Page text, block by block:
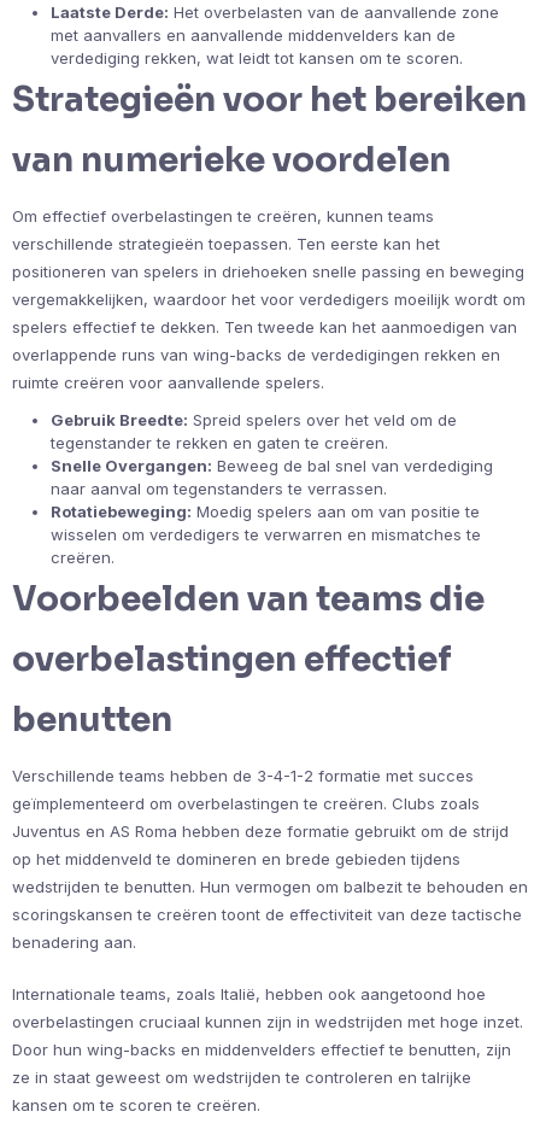
Laatste Derde: Het overbelasten van de aanvallende zone
met aanvallers en aanvallende middenvelders kan de
verdediging rekken, wat leidt tot kansen om te scoren.
Strategieën voor het bereiken
van numerieke voordelen
Om effectief overbelastingen te creëren, kunnen teams
verschillende strategieën toepassen. Ten eerste kan het
positioneren van spelers in driehoeken snelle passing en beweging
vergemakkelijken, waardoor het voor verdedigers moeilijk wordt om
spelers effectief te dekken. Ten tweede kan het aanmoedigen van
overlappende runs van wing-backs de verdedigingen rekken en
ruimte creëren voor aanvallende spelers.
Gebruik Breedte: Spreid spelers over het veld om de
tegenstander te rekken en gaten te creëren.
Snelle Overgangen: Beweeg de bal snel van verdediging
naar aanval om tegenstanders te verrassen.
Rotatiebeweging: Moedig spelers aan om van positie te
wisselen om verdedigers te verwarren en mismatches te
creëren.
Voorbeelden van teams die
overbelastingen effectief
benutten
Verschillende teams hebben de 3-4-1-2 formatie met succes
geïmplementeerd om overbelastingen te creëren. Clubs zoals
Juventus en AS Roma hebben deze formatie gebruikt om de strijd
op het middenveld te domineren en brede gebieden tijdens
wedstrijden te benutten. Hun vermogen om balbezit te behouden en
scoringskansen te creëren toont de effectiviteit van deze tactische
benadering aan.
Internationale teams, zoals Italië, hebben ook aangetoond hoe
overbelastingen cruciaal kunnen zijn in wedstrijden met hoge inzet.
Door hun wing-backs en middenvelders effectief te benutten, zijn
ze in staat geweest om wedstrijden te controleren en talrijke
kansen om te scoren te creëren.